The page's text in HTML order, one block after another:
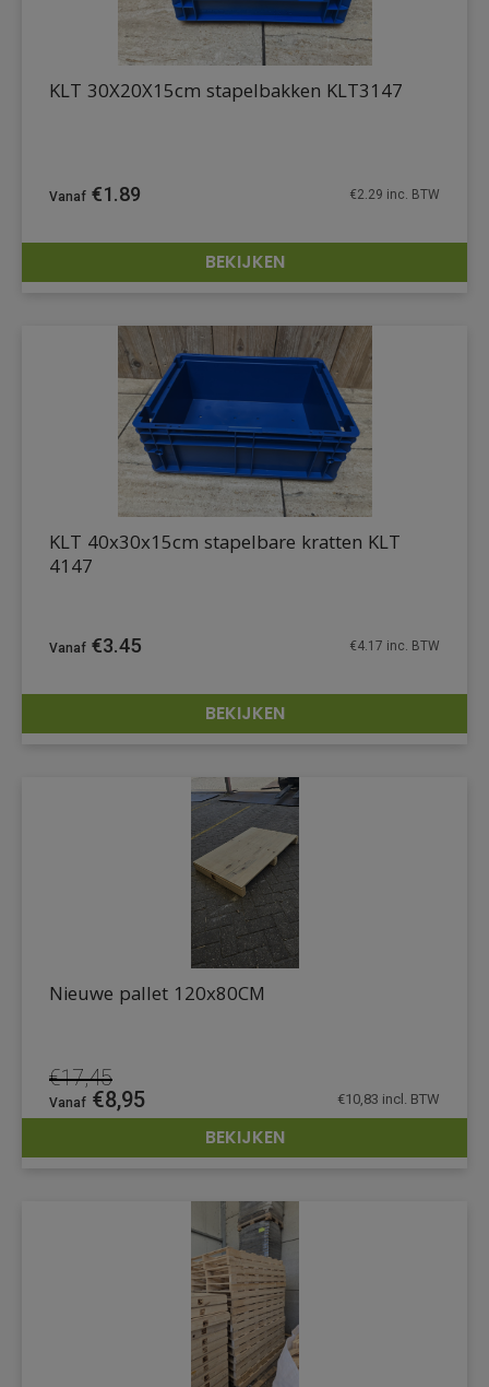
DETAILS
KLT 30X20X15cm stapelbakken KLT3147
€1.89 €2.29 inc. BTW
BEKIJKEN
DETAILS
KLT 40x30x15cm stapelbare kratten KLT
4147
€3.45 €4.17 inc. BTW
BEKIJKEN
DETAILS
Nieuwe pallet 120x80CM
€17,45
Oorspronkelijke
prijs
€17,45.
€8,95Huidige
prijs
€8,95.
€10,83 incl. BTW
BEKIJKEN